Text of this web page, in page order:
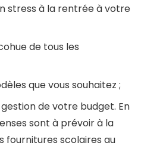
stress à la rentrée à votre
de tous les
que vous souhaitez ;
de votre budget. En
sont à prévoir à la
fournitures scolaires au